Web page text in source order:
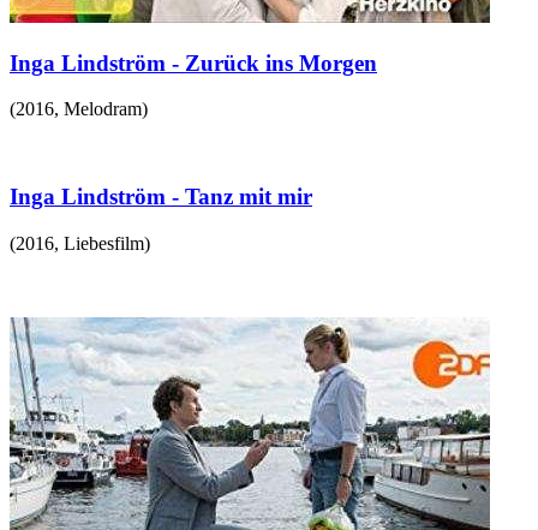
Inga Lindström - Zurück ins Morgen
(2016, Melodram)
Inga Lindström - Tanz mit mir
(2016, Liebesfilm)